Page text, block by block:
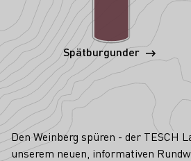
Spätburgunder
Den Weinberg spüren - der TESCH
unserem neuen, informativen